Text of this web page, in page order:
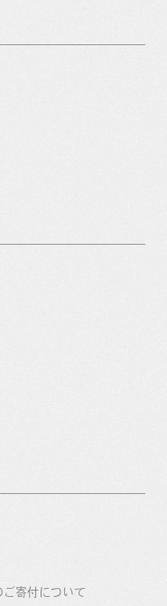
寄付について